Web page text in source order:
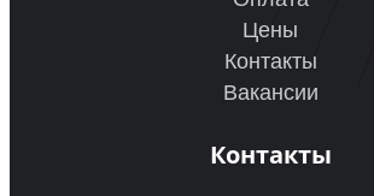
Цены
Контакты
Вакансии
Контакты